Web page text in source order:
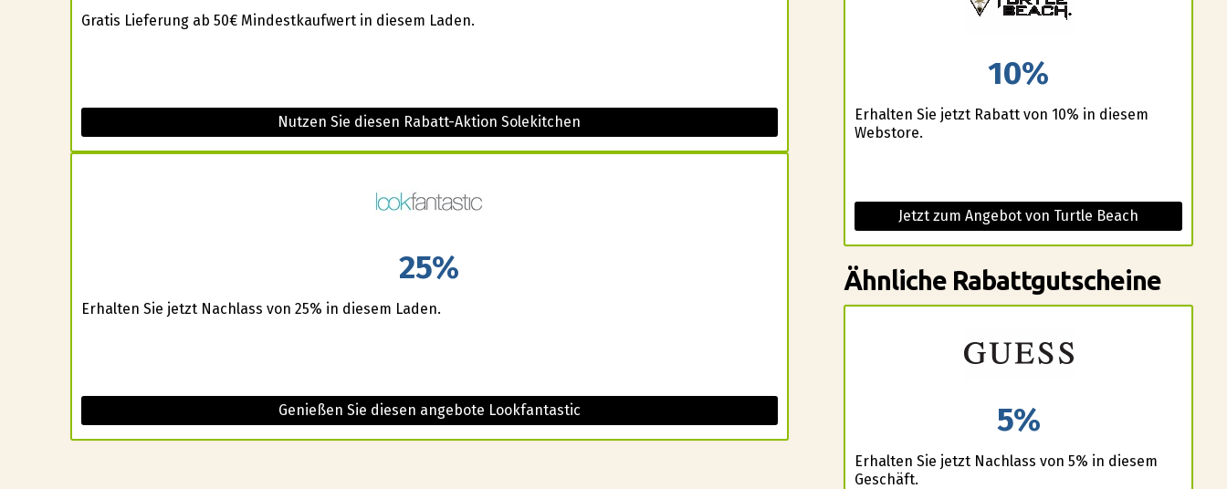
Gratis Lieferung ab 50€ Mindestkaufwert in diesem Laden.
Nutzen Sie diesen Rabatt-Aktion Solekitchen
25%
Erhalten Sie jetzt Nachlass von 25% in diesem Laden.
Genießen Sie diesen angebote Lookfantastic
10%
Erhalten Sie jetzt Rabatt von 10% in diesem
Webstore.
Jetzt zum Angebot von Turtle Beach
Ähnliche Rabattgutscheine
5%
Erhalten Sie jetzt Nachlass von 5% in diesem
Geschäft.